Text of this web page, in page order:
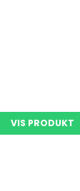
VIS PRODUKT